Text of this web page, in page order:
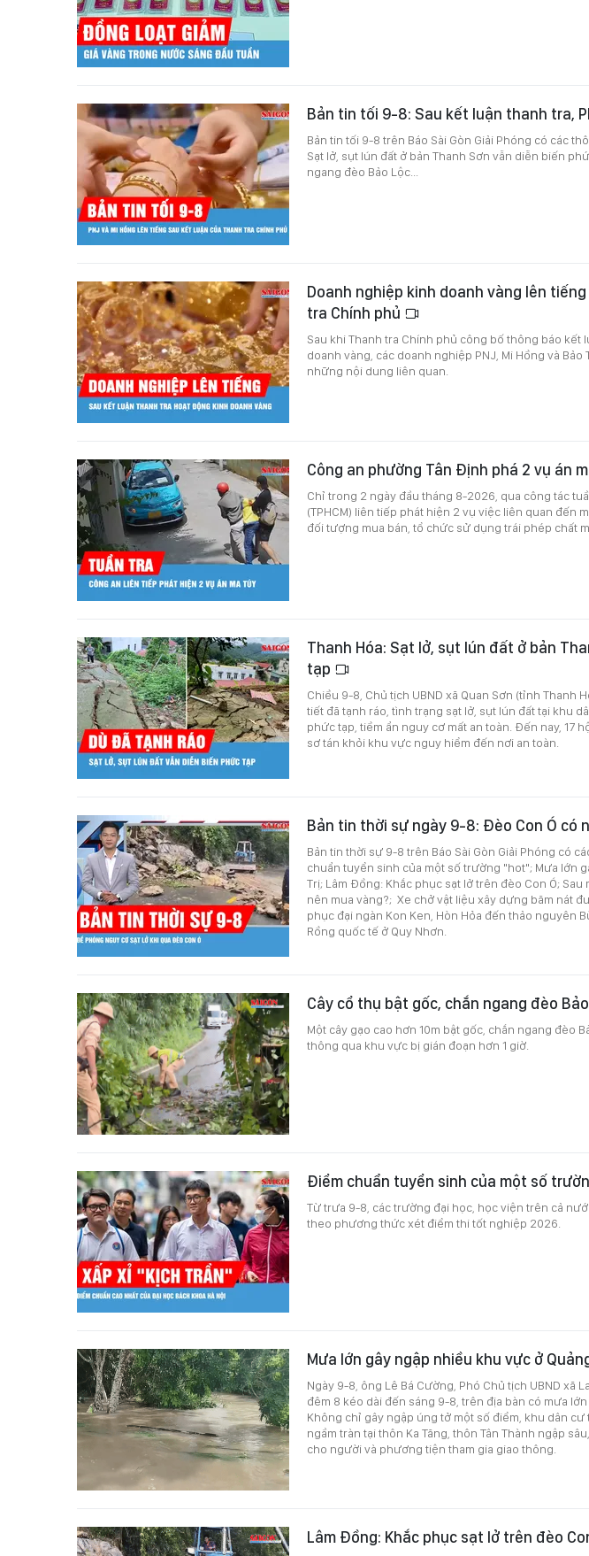
Bản tin tối 9-8: Sau kết luận thanh tra,
Bản tin tối 9-8 trên Báo Sài Gòn Giải Phóng có các
Sạt lở, sụt lún đất ở bản Thanh Sơn vẫn diễn biến
ngang đèo Bảo Lộc...
Doanh nghiệp kinh doanh vàng lên
tra Chính phủ
Sau khi Thanh tra Chính phủ công bố thông báo kết
doanh vàng, các doanh nghiệp PNJ, Mi Hồng và Bảo
những nội dung liên quan.
Công an phường Tân Định phá 2 vụ án
Chỉ trong 2 ngày đầu tháng 8-2026, qua công tác
(TPHCM) liên tiếp phát hiện 2 vụ việc liên quan đến
đối tượng mua bán, tổ chức sử dụng trái phép chất
Thanh Hóa: Sạt lở, sụt lún đất ở bản
tạp
Chiều 9-8, Chủ tịch UBND xã Quan Sơn (tỉnh Thanh
tiết đã tạnh ráo, tình trạng sạt lở, sụt lún đất tại khu
phức tạp, tiềm ẩn nguy cơ mất an toàn. Đến nay, 17
sơ tán khỏi khu vực nguy hiểm đến nơi an toàn.
Bản tin thời sự ngày 9-8: Đèo Con Ó có
Bản tin thời sự 9-8 trên Báo Sài Gòn Giải Phóng có
chuẩn tuyển sinh của một số trường "hot"; Mưa lớn
Trị; Lâm Đồng: Khắc phục sạt lở trên đèo Con Ó;
nên mua vàng?; Xe chở vật liệu xây dựng băm nát
phục đại ngàn Kon Ken, Hòn Hỏa đến thảo nguyên
Rồng quốc tế ở Quy Nhơn.
Cây cổ thụ bật gốc, chắn ngang đèo
Một cây gạo cao hơn 10m bật gốc, chắn ngang đèo
thông qua khu vực bị gián đoạn hơn 1 giờ.
Điểm chuẩn tuyển sinh của một số
Từ trưa 9-8, các trường đại học, học viện trên cả
theo phương thức xét điểm thi tốt nghiệp 2026.
Mưa lớn gây ngập nhiều khu vực ở
Ngày 9-8, ông Lê Bá Cường, Phó Chủ tịch UBND xã
đêm 8 kéo dài đến sáng 9-8, trên địa bàn có mưa
Không chỉ gây ngập úng tở một số điểm, khu dân
ngầm tràn tại thôn Ka Tăng, thôn Tân Thành ngập
cho người và phương tiện tham gia giao thông.
Lâm Đồng: Khắc phục sạt lở trên đèo